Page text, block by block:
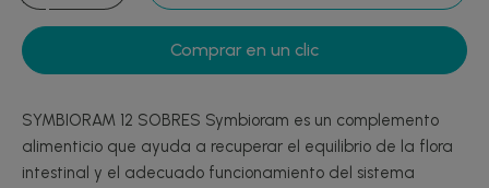
Comprar en un clic
SYMBIORAM 12 SOBRES Symbioram es un complemento
alimenticio que ayuda a recuperar el equilibrio de la flora
intestinal y el adecuado funcionamiento del sistema